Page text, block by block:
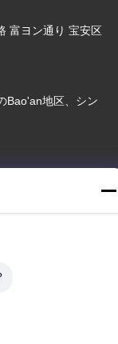
富ヨン通り 宝安区
Bao'an地区、シン
は保護されていま